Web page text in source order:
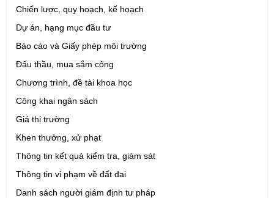
Chiến lược, quy hoạch, kế hoạch
Dự án, hạng mục đầu tư
Báo cáo và Giấy phép môi trường
Đấu thầu, mua sắm công
Chương trình, đề tài khoa học
Công khai ngân sách
Giá thị trường
Khen thưởng, xử phạt
Thông tin kết quả kiểm tra, giám sát
Thông tin vi phạm về đất đai
Danh sách người giám định tư pháp